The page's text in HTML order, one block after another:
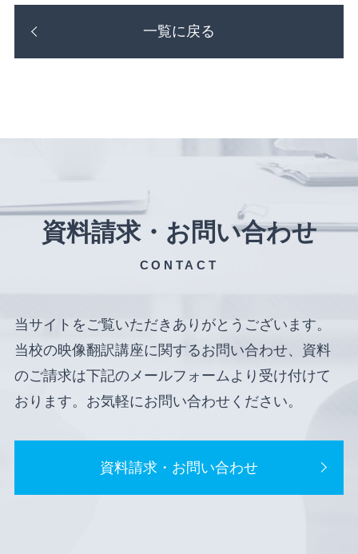
一覧に戻る
資料請求・お問い合わせ
CONTACT
当サイトをご覧いただきありがとうございます。
当校の映像翻訳講座に関するお問い合わせ、資料
のご請求は下記のメールフォームより受け付けて
おります。お気軽にお問い合わせください。
資料請求・お問い合わせ